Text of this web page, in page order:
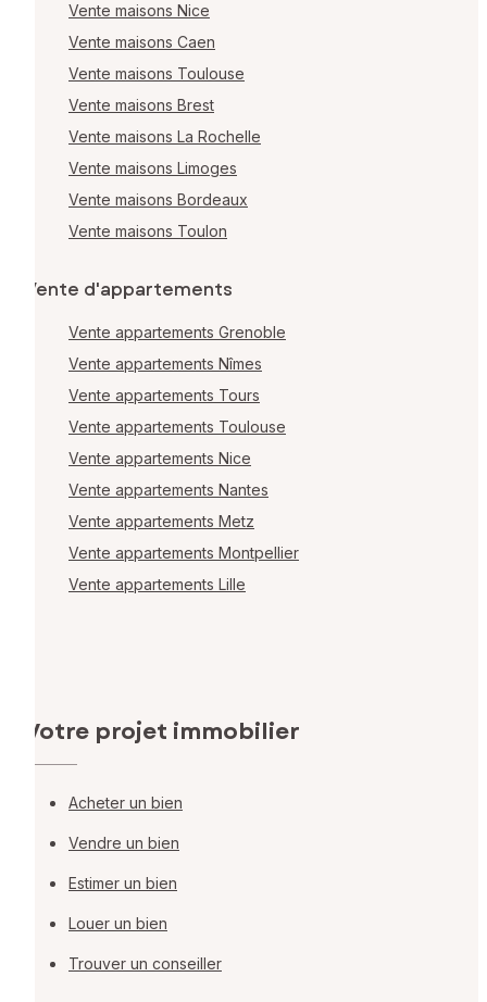
Vente maisons Nice
Vente maisons Caen
Vente maisons Toulouse
Vente maisons Brest
Vente maisons La Rochelle
Vente maisons Limoges
Vente maisons Bordeaux
Vente maisons Toulon
Vente d'appartements
Vente appartements Grenoble
Vente appartements Nîmes
Vente appartements Tours
Vente appartements Toulouse
Vente appartements Nice
Vente appartements Nantes
Vente appartements Metz
Vente appartements Montpellier
Vente appartements Lille
Votre projet immobilier
Acheter un bien
Vendre un bien
Estimer un bien
Louer un bien
Trouver un conseiller